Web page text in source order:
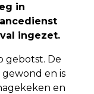
in
ingezet.
gebotst. De
en is
en